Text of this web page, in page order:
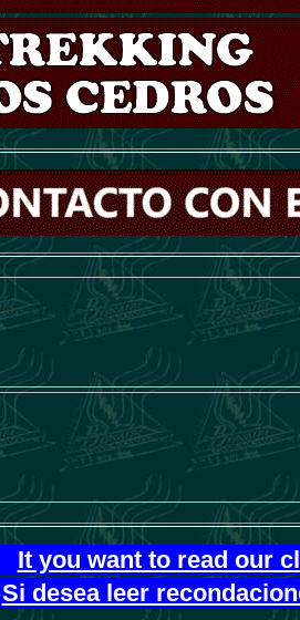
It you want to read our
Si desea leer